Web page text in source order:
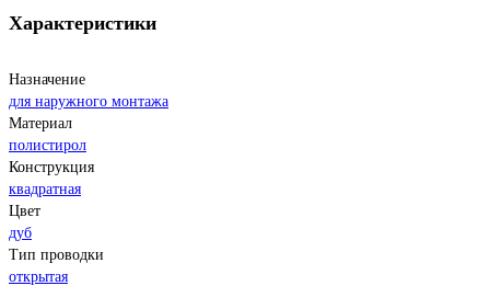
Характеристики
Назначение
для наружного монтажа
Материал
полистирол
Конструкция
квадратная
Цвет
дуб
Тип проводки
открытая